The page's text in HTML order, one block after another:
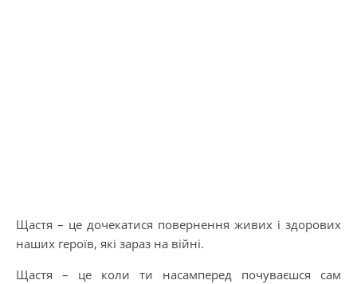
Щастя – це дочекатися повернення живих і здорових
наших героїв, які зараз на війні.
Щастя – це коли ти насамперед почуваєшся сам